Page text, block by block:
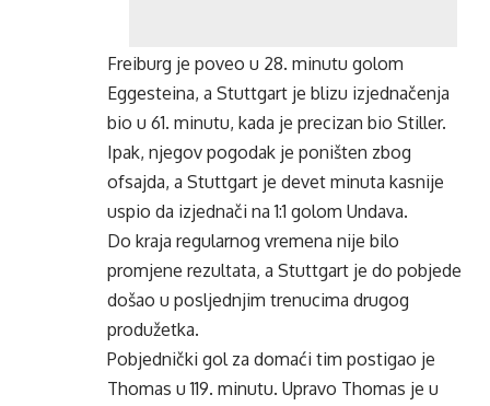
Freiburg je poveo u 28. minutu golom
Eggesteina, a Stuttgart je blizu izjednačenja
bio u 61. minutu, kada je precizan bio Stiller.
Ipak, njegov pogodak je poništen zbog
ofsajda, a Stuttgart je devet minuta kasnije
uspio da izjednači na 1:1 golom Undava.
Do kraja regularnog vremena nije bilo
promjene rezultata, a Stuttgart je do pobjede
došao u posljednjim trenucima drugog
produžetka.
Pobjednički gol za domaći tim postigao je
Thomas u 119. minutu. Upravo Thomas je u